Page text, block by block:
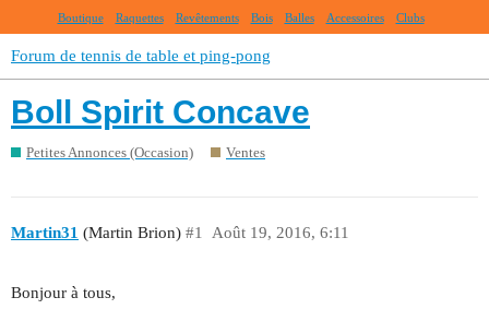
Boutique Raquettes Revêtements Bois Balles Accessoires Clubs
Forum de tennis de table et ping-pong
Boll Spirit Concave
Petites Annonces (Occasion) Ventes
Martin31 (Martin Brion) Août 19, 2016, 6:11
#1
Bonjour à tous,